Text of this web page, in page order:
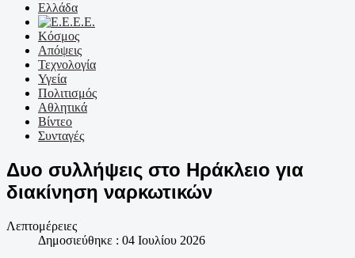
Ελλάδα
Ε.Ε.
Κόσμος
Απόψεις
Τεχνολογία
Υγεία
Πολιτισμός
Αθλητικά
Βίντεο
Συνταγές
Δυο συλλήψεις στο Ηράκλειο για
διακίνηση ναρκωτικών
Λεπτομέρειες
Δημοσιεύθηκε : 04 Ιουλίου 2026